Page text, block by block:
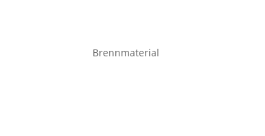
Brennmaterial